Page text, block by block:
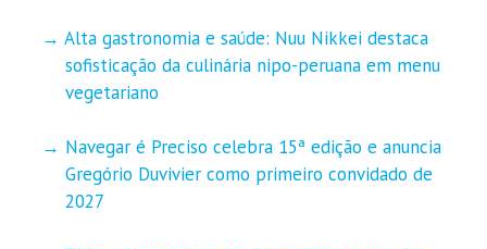
Alta gastronomia e saúde: Nuu Nikkei destaca
sofisticação da culinária nipo-peruana em menu
vegetariano
Navegar é Preciso celebra 15ª edição e anuncia
Gregório Duvivier como primeiro convidado de
2027